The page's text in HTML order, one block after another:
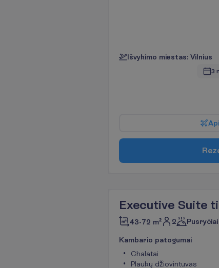
Išvykimo miestas: Vilnius
3
Api
Rez
Executive Suite
43-72 m² 2 Pusryčiai
Kambario patogumai
Chalatai
Plaukų džiovintuvas